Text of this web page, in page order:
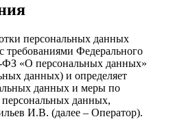
персональных данных
требованиями Федерального
ФЗ «О персональных данных»
данных) и определяет
данных и меры по
данных,
И.В. (далее – Оператор).